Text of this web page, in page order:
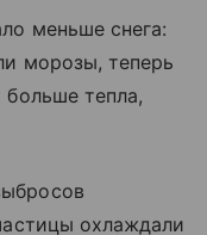
меньше снега:
морозы, теперь
больше тепла,
охлаждали